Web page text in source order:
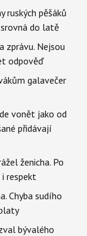
ruských pěšáků
do latě
zprávu. Nejsou
odpověď
galavečer
vonět jako od
přidávají
ženicha. Po
respekt
Chyba sudího
bývalého